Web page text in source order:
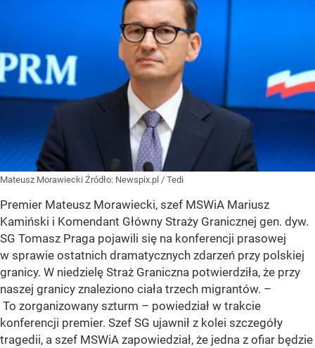
Mateusz Morawiecki Źródło: Newspix.pl / Tedi
Premier Mateusz Morawiecki, szef MSWiA Mariusz
Kamiński i Komendant Główny Straży Granicznej gen. dyw.
SG Tomasz Praga pojawili się na konferencji prasowej
w sprawie ostatnich dramatycznych zdarzeń przy polskiej
granicy. W niedzielę Straż Graniczna potwierdziła, że przy
naszej granicy znaleziono ciała trzech migrantów. –
To zorganizowany szturm – powiedział w trakcie
konferencji premier. Szef SG ujawnił z kolei szczegóły
tragedii, a szef MSWiA zapowiedział, że jedna z ofiar będzie